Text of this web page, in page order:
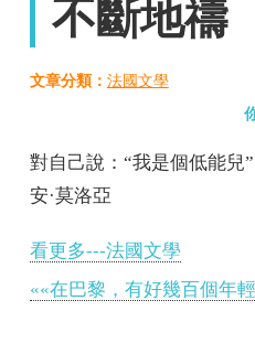
不斷地禱
文章分類： 法國文學
對自己說：“我是個低能
安·莫洛亞
看更多---法國文學
««在巴黎，有好幾百個年